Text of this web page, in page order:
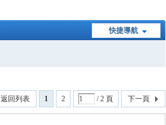
快捷導航
1 2 / 2 頁 下一頁
返回列表